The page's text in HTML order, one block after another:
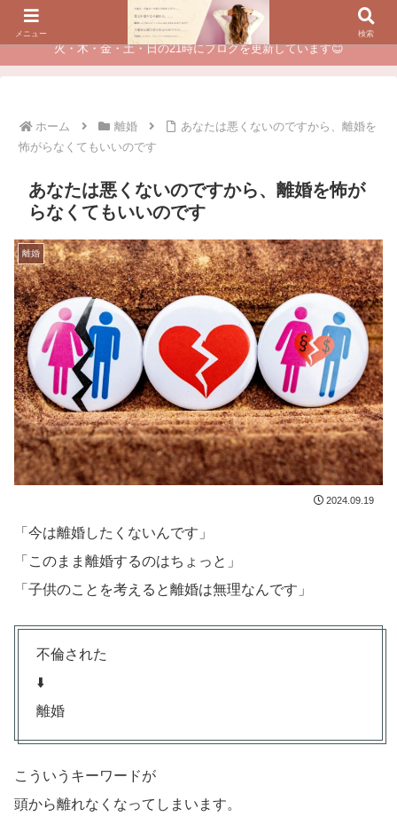
夫に不倫されたつらい経験が、あなたのチャンスに変わるカウンセリング
火・木・金・土・日の21時にブログを更新しています😊
ホーム 離婚
あなたは悪くないのですから、離婚を
怖がらなくてもいいのです
あなたは悪くないのですから、離婚を怖が
らなくてもいいのです
離婚
2024.09.19
「今は離婚したくないんです」
「このまま離婚するのはちょっと」
「子供のことを考えると離婚は無理なんです」
不倫された
⬇️
離婚
こういうキーワードが
頭から離れなくなってしまいます。
メニュー 検索